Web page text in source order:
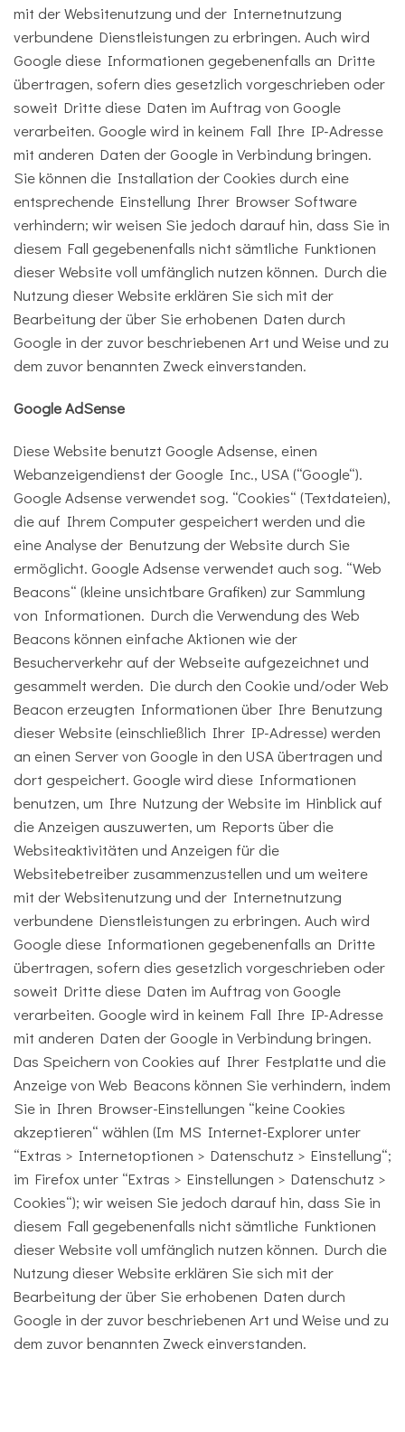
mit der Websitenutzung und der Internetnutzung
verbundene Dienstleistungen zu erbringen. Auch wird
Google diese Informationen gegebenenfalls an Dritte
übertragen, sofern dies gesetzlich vorgeschrieben oder
soweit Dritte diese Daten im Auftrag von Google
verarbeiten. Google wird in keinem Fall Ihre IP-Adresse
mit anderen Daten der Google in Verbindung bringen.
Sie können die Installation der Cookies durch eine
entsprechende Einstellung Ihrer Browser Software
verhindern; wir weisen Sie jedoch darauf hin, dass Sie in
diesem Fall gegebenenfalls nicht sämtliche Funktionen
dieser Website voll umfänglich nutzen können. Durch die
Nutzung dieser Website erklären Sie sich mit der
Bearbeitung der über Sie erhobenen Daten durch
Google in der zuvor beschriebenen Art und Weise und zu
dem zuvor benannten Zweck einverstanden.
Google AdSense
Diese Website benutzt Google Adsense, einen
Webanzeigendienst der Google Inc., USA (“Google“).
Google Adsense verwendet sog. “Cookies“ (Textdateien),
die auf Ihrem Computer gespeichert werden und die
eine Analyse der Benutzung der Website durch Sie
ermöglicht. Google Adsense verwendet auch sog. “Web
Beacons“ (kleine unsichtbare Grafiken) zur Sammlung
von Informationen. Durch die Verwendung des Web
Beacons können einfache Aktionen wie der
Besucherverkehr auf der Webseite aufgezeichnet und
gesammelt werden. Die durch den Cookie und/oder Web
Beacon erzeugten Informationen über Ihre Benutzung
dieser Website (einschließlich Ihrer IP-Adresse) werden
an einen Server von Google in den USA übertragen und
dort gespeichert. Google wird diese Informationen
benutzen, um Ihre Nutzung der Website im Hinblick auf
die Anzeigen auszuwerten, um Reports über die
Websiteaktivitäten und Anzeigen für die
Websitebetreiber zusammenzustellen und um weitere
mit der Websitenutzung und der Internetnutzung
verbundene Dienstleistungen zu erbringen. Auch wird
Google diese Informationen gegebenenfalls an Dritte
übertragen, sofern dies gesetzlich vorgeschrieben oder
soweit Dritte diese Daten im Auftrag von Google
verarbeiten. Google wird in keinem Fall Ihre IP-Adresse
mit anderen Daten der Google in Verbindung bringen.
Das Speichern von Cookies auf Ihrer Festplatte und die
Anzeige von Web Beacons können Sie verhindern, indem
Sie in Ihren Browser-Einstellungen “keine Cookies
akzeptieren“ wählen (Im MS Internet-Explorer unter
“Extras > Internetoptionen > Datenschutz > Einstellung“;
im Firefox unter “Extras > Einstellungen > Datenschutz >
Cookies“); wir weisen Sie jedoch darauf hin, dass Sie in
diesem Fall gegebenenfalls nicht sämtliche Funktionen
dieser Website voll umfänglich nutzen können. Durch die
Nutzung dieser Website erklären Sie sich mit der
Bearbeitung der über Sie erhobenen Daten durch
Google in der zuvor beschriebenen Art und Weise und zu
dem zuvor benannten Zweck einverstanden.